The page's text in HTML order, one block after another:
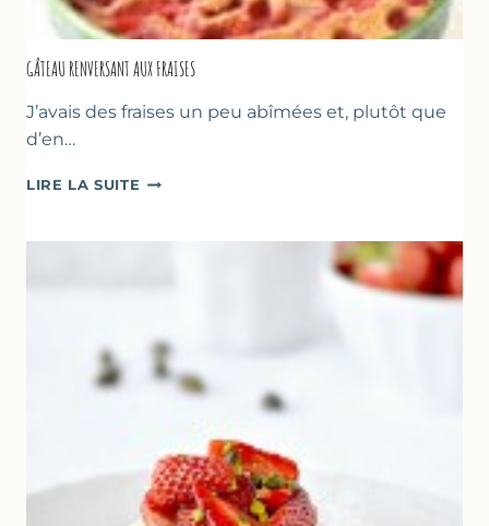
GÂTEAU RENVERSANT AUX FRAISES
J’avais des fraises un peu abîmées et, plutôt que
d’en…
LIRE LA SUITE GÂTEAU
FRAISES